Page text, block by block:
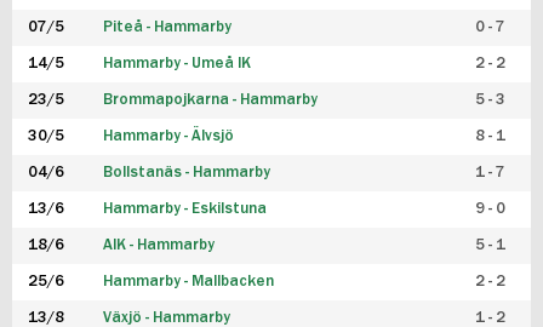
07/5 Piteå - Hammarby 0 - 7
14/5 Hammarby - Umeå IK 2 - 2
23/5 Brommapojkarna - Hammarby 5 - 3
30/5 Hammarby - Älvsjö 8 - 1
04/6 Bollstanäs - Hammarby 1 - 7
13/6 Hammarby - Eskilstuna 9 - 0
18/6 AIK - Hammarby 5 - 1
25/6 Hammarby - Mallbacken 2 - 2
13/8 Växjö - Hammarby 1 - 2